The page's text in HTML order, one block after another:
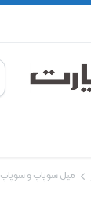
میل سوپاپ و سوپاپ